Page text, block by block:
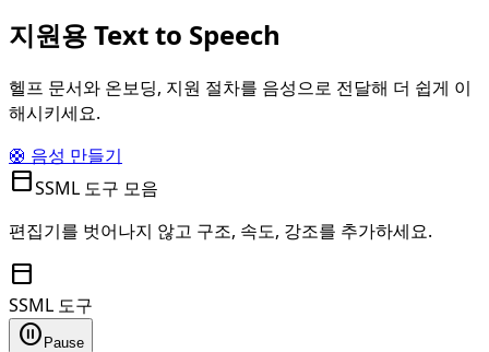
지원용Text to Speech
헬프 문서와 온보딩, 지원 절차를 음성으로 전달해 더 쉽게 이
해시키세요.
🛟 음성 만들기
toolbarSSML 도구 모음
편집기를 벗어나지 않고 구조, 속도, 강조를 추가하세요.
toolbar
SSML 도구
pause_circle Pause